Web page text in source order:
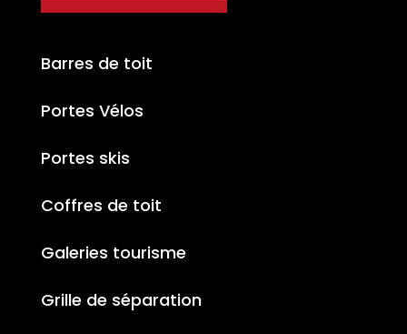
Barres de toit
Portes Vélos
Portes skis
Coffres de toit
Galeries tourisme
Grille de séparation